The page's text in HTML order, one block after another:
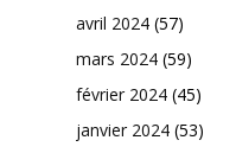
avril 2024 (57)
mars 2024 (59)
février 2024 (45)
janvier 2024 (53)